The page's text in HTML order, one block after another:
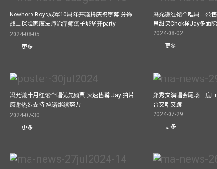
Nowhere Boys成军10周年开骚揭庆祝序幕 分饰
战士探险家魔法师治疗师疯子城堡开party
2024-08-05
更多
冯允谦红馆个唱周二公
思甜笑Chok样Jay多面睇
2024-08-02
更多
冯允谦十月红馆个唱优先购票 火速售罄 Jay 拍片
感谢热烈支持 承诺继续努力
2024-07-30
更多
郑秀文演唱会尾场三度
台又唱又跳
2024-07-29
更多